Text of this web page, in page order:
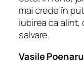
mai crede în
iubirea ca alint,
salvare.
Vasile Poenaru